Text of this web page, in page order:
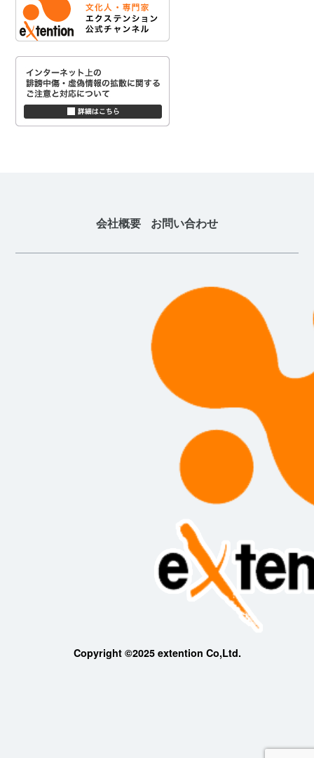
会社概要 お問い合わせ
Copyright ©2025 extention Co,Ltd.